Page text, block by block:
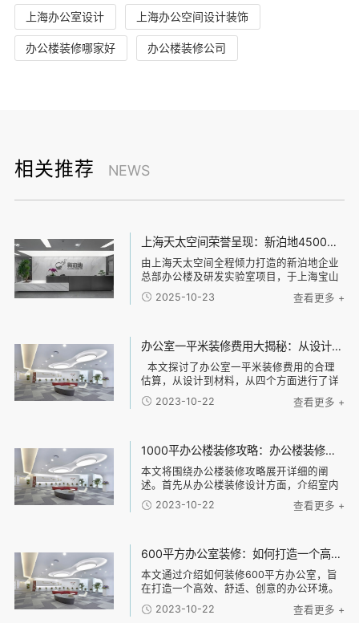
上海办公室设计 上海办公空间设计装饰
办公楼装修哪家好 办公楼装修公司
相关推荐 NEWS
上海天太空间荣誉呈现：新泊地4500㎡总部科研办公一体化空间圆满交付
由上海天太空间全程倾力打造的新泊地企业
总部办公楼及研发实验室项目，于上海宝山
区正式竣工并投入使用。本项目总面积达
4500平方米，是天太空间在高新技术企业科
面对新泊地作为高新技术企业的独特需求，
核心设计原则，精准规划空间架构。我们通
过清晰的动线与功能分区，实现了办公区与
实验区的独立与联动，既保障了研发环境的
2025-10-23 查看更多 +
办公室一平米装修费用大揭秘：从设计到材料，了解每一项费用的合理估算
本文探讨了办公室一平米装修费用的合理
估算，从设计到材料，从四个方面进行了详
细阐述。首先，从设计方面分析了办公室装
修所需的设计费用，并介绍了不同设计风格
2023-10-22 查看更多 +
1000平办公楼装修攻略：办公楼装修设计、材料选择与施工流程全指南
本文将围绕办公楼装修攻略展开详细的阐
述。首先从办公楼装修设计方面，介绍室内
设计的原则和技巧，包括空间布局、光线利
用、色彩搭配等。然后，探讨办公楼装修材
2023-10-22 查看更多 +
600平方办公室装修：如何打造一个高效、舒适、创意的办公环境？
本文通过介绍如何装修600平方办公室，旨
在打造一个高效、舒适、创意的办公环境。
具体包括以下几个方面：合理布局、舒适家
具、科技智能化和独特创意元素。合理布局
2023-10-22 查看更多 +